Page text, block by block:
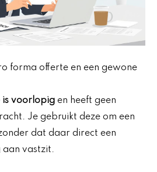
forma offerte en een gewone
voorlopig en heeft geen
Je gebruikt deze om een
dat daar direct een
aan vastzit.